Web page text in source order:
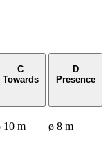
C
Towards
D
Presence
10 m ø 8 m